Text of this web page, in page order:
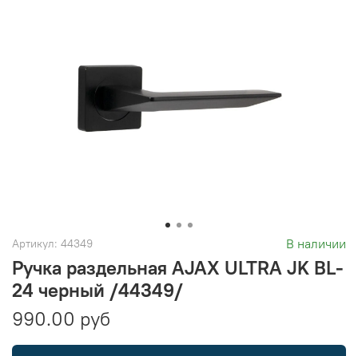
Артикул: 44349 В наличии
Ручка раздельная AJAX ULTRA JK BL-
24 черный /44349/
990.00 руб